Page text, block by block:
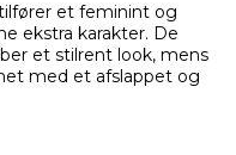
et feminint og
ekstra karakter. De
et stilrent look, mens
med et afslappet og